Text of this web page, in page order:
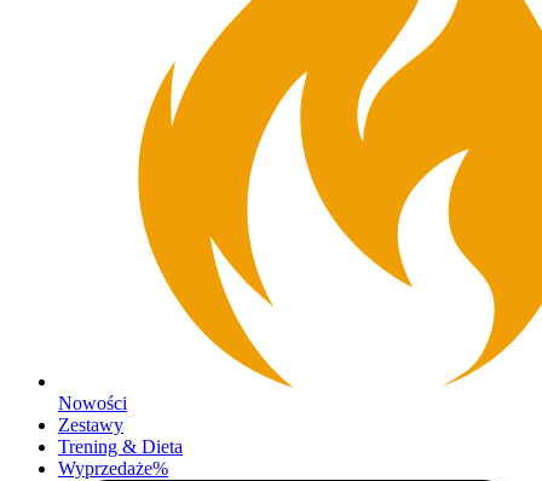
Nowości
Zestawy
Trening & Dieta
Wyprzedaże%